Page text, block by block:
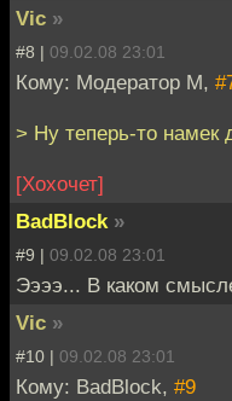
Vic »
#8 | 09.02.08 23:01
Кому: Модератор М,
> Ну теперь-то намек
[Хохочет]
BadBlock »
#9 | 09.02.08 23:01
Ээээ... В каком
Vic »
#10 | 09.02.08 23:01
Кому: BadBlock, #9